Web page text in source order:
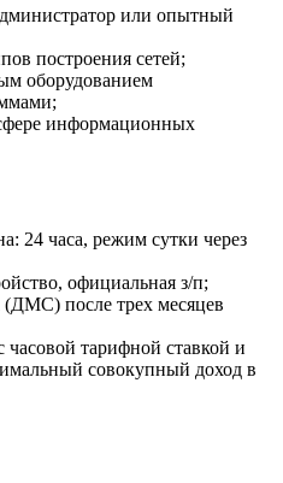
или опытный
построения сетей;
оборудованием
информационных
24 часа, режим сутки через
официальная з/п;
(ДМС) после трех месяцев
часовой тарифной ставкой и
совокупный доход в